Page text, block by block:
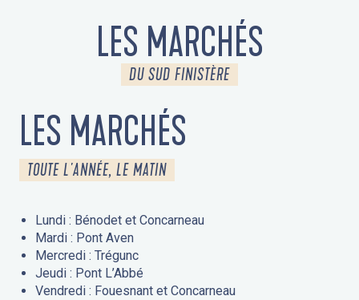
LES MARCHÉS
DU SUD FINISTÈRE
LES MARCHÉS
TOUTE L'ANNÉE, LE MATIN
Lundi : Bénodet et Concarneau
Mardi : Pont Aven
Mercredi : Trégunc
Jeudi : Pont L’Abbé
Vendredi : Fouesnant et Concarneau